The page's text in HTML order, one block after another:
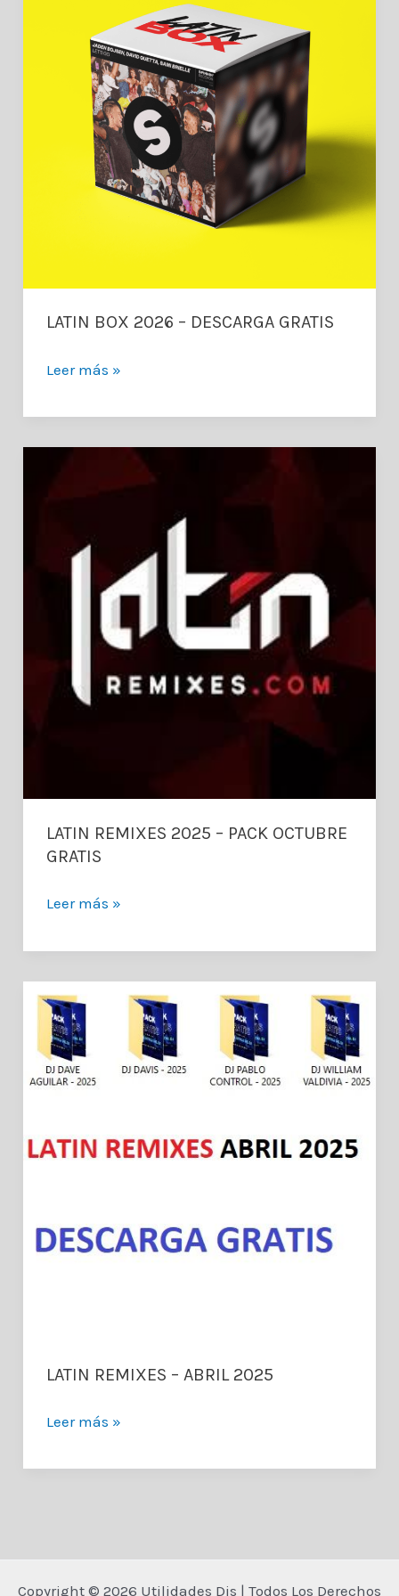
LATIN BOX 2026 – DESCARGA GRATIS
LATIN
2026
–
Leer más »
LATIN REMIXES 2025 – PACK OCTUBRE
GRATIS
LATIN
2025
–
PACK
OCTUBRE
GRATIS
Leer más »
LATIN REMIXES – ABRIL 2025
LATIN
–
Leer más »
Copyright © 2026 Utilidades Djs | Todos Los Derechos